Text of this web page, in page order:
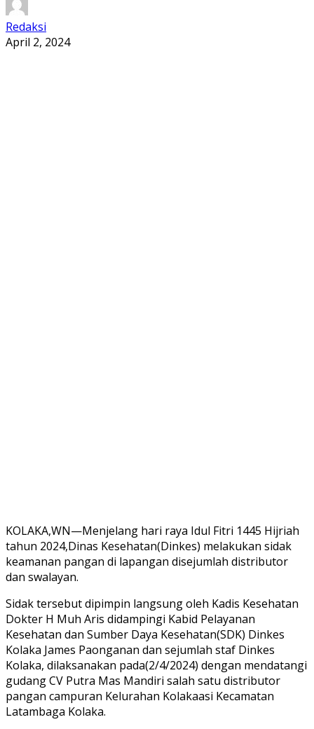
Redaksi
April 2, 2024
KOLAKA,WN—Menjelang hari raya Idul Fitri 1445 Hijriah
tahun 2024,Dinas Kesehatan(Dinkes) melakukan sidak
keamanan pangan di lapangan disejumlah distributor
dan swalayan.
Sidak tersebut dipimpin langsung oleh Kadis Kesehatan
Dokter H Muh Aris didampingi Kabid Pelayanan
Kesehatan dan Sumber Daya Kesehatan(SDK) Dinkes
Kolaka James Paonganan dan sejumlah staf Dinkes
Kolaka, dilaksanakan pada(2/4/2024) dengan mendatangi
gudang CV Putra Mas Mandiri salah satu distributor
pangan campuran Kelurahan Kolakaasi Kecamatan
Latambaga Kolaka.